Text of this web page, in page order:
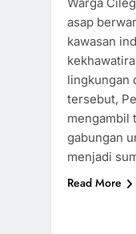
asap
kawasan
lingkungan
tersebut,
mengambil
gabungan
menjadi
Read More